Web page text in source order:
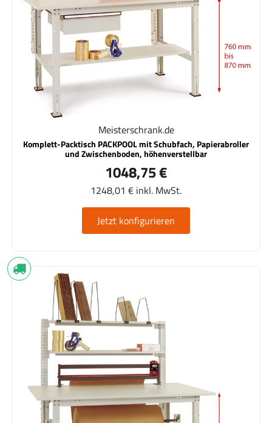
Meisterschrank.de
Komplett-Packtisch PACKPOOL mit Schubfach, Papierabroller
und Zwischenboden, höhenverstellbar
1048,75 €
1248,01 € inkl. MwSt.
Jetzt konfigurieren